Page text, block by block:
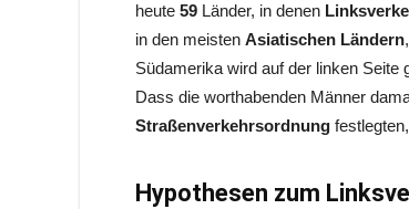
heute 59 Länder, in denen
in den meisten Asiatischen Ländern
Südamerika wird auf der linken Seite
Dass die worthabenden Männer
Straßenverkehrsordnung
Hypothesen zum